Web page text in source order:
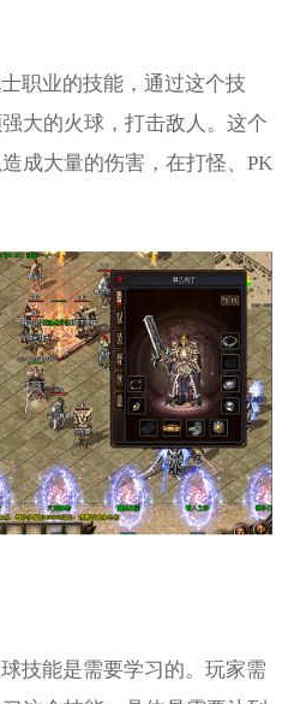
职业的技能，通过这个技
大的火球，打击敌人。这个
成大量的伤害，在打怪、PK
技能是需要学习的。玩家需